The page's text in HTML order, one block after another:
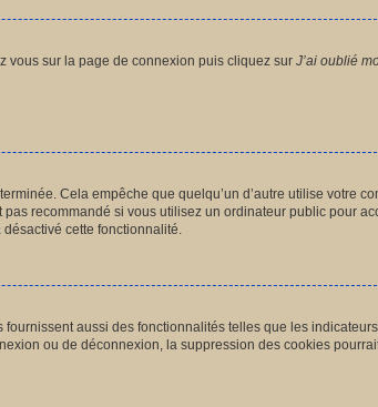
vous sur la page de connexion puis cliquez sur J’ai oublié
Cela empêche que quelqu’un d’autre utilise votre
pas recommandé si vous utilisez un ordinateur public pour
cette fonctionnalité.
aussi des fonctionnalités telles que les
ou de déconnexion, la suppression des cookies